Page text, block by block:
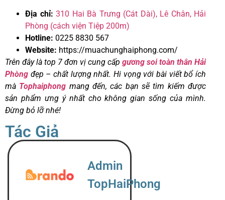
Địa chỉ: 310 Hai Bà Trưng (Cát Dài), Lê Chân, Hải
Phòng (cách viện Tiệp 200m)
Hotline: 0225 8830 567
Website: https://muachunghaiphong.com/
Trên đây là top 7 đơn vị cung cấp gương soi toàn thân Hải
Phòng đẹp – chất lượng nhất. Hi vọng với bài viết bổ ích
mà Tophaiphong mang đến, các bạn sẽ tìm kiếm được
sản phẩm ưng ý nhất cho không gian sống của mình.
Đừng bỏ lỡ nhé!
Tác Giả
Admin
TopHaiPhong